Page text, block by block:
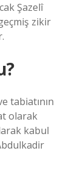
Şazelî
zikir
tabiatının
olarak
kabul